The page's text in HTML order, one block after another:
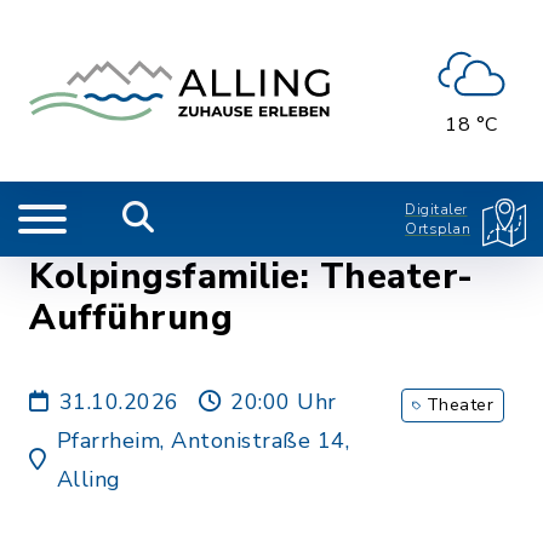
18 °C
Digitaler
Ortsplan
Kolpingsfamilie: Theater-
Aufführung
31.10.2026
20:00 Uhr
Pfarrheim, Antonistraße 14,
Alling
Theater